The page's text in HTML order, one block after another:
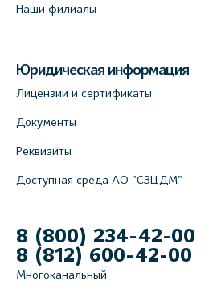
Наши филиалы
Юридическая информация
Лицензии и сертификаты
Документы
Реквизиты
Доступная среда АО "СЗЦДМ"
8 (800) 234-42-00
8 (812) 600-42-00
Многоканальный